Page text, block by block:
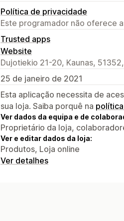
Política de privacidade
Este programador não oferece
Trusted apps
Website
Dujotiekio 21-20, Kaunas,
25 de janeiro de 2021
Esta aplicação necessita de
sua loja. Saiba porquê na
Ver dados da equipa e de
Proprietário da loja,
Ver e editar dados da loja:
Produtos, Loja online
Ver detalhes